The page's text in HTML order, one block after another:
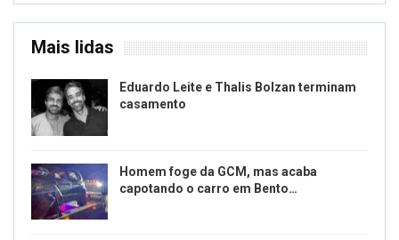
Mais lidas
Eduardo Leite e Thalis Bolzan terminam
casamento
Homem foge da GCM, mas acaba
capotando o carro em Bento…